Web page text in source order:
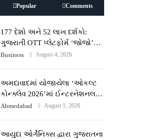
Popular Comments
177 દેશો અને 52 લાખ દર્શકો:
ગુજરાતી OTT પ્લેટફોર્મ ‘જોજો’
(JOJO) નો વિશ્વભરમાં દબદબો
Business August 4, 2026
અમદાવાદમાં યોજાયેલા ‘ઓકલ્ટ
કોન્ક્લેવ 2026’માં ઈન્ટરનેશનલ
ટેરોટ રીડર પુનિતજી લુલ્લા એ ટેરોટ
Ahmedabad August 1, 2026
આયુદા ઓર્ગેનિક્સ દ્વારા ગુજરાતના